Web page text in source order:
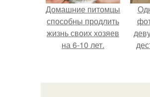
Домашние питомцы
способны продлить
жизнь своих хозяев
на 6-10 лет.